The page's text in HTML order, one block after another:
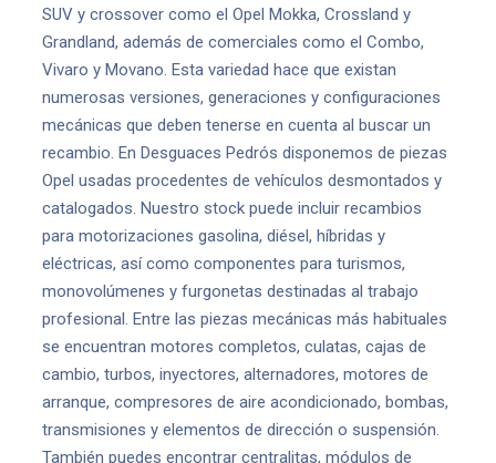
SUV y crossover como el Opel Mokka, Crossland y
Grandland, además de comerciales como el Combo,
Vivaro y Movano. Esta variedad hace que existan
numerosas versiones, generaciones y configuraciones
mecánicas que deben tenerse en cuenta al buscar un
recambio. En Desguaces Pedrós disponemos de piezas
Opel usadas procedentes de vehículos desmontados y
catalogados. Nuestro stock puede incluir recambios
para motorizaciones gasolina, diésel, híbridas y
eléctricas, así como componentes para turismos,
monovolúmenes y furgonetas destinadas al trabajo
profesional. Entre las piezas mecánicas más habituales
se encuentran motores completos, culatas, cajas de
cambio, turbos, inyectores, alternadores, motores de
arranque, compresores de aire acondicionado, bombas,
transmisiones y elementos de dirección o suspensión.
También puedes encontrar centralitas, módulos de